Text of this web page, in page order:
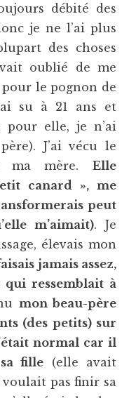
débité des
je ne l’ai plus
des choses
oublié de me
pour le pognon de
su à 21 ans et
elle, je n’ai
J’ai vécu le
ma mère. Elle
canard », me
peut
m’aimait). Je
élevais mon
jamais assez,
qui ressemblait à
mon beau-père
(des petits) sur
normal car il
fille (elle avait
pas finir sa